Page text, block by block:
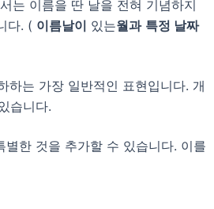
는 이름을 딴 날을 전혀 기념하지
다. ( 이름날이 있는월과 특정 날짜
하는 가장 일반적인 표현입니다. 개
습니다.
한 것을 추가할 수 있습니다. 이를